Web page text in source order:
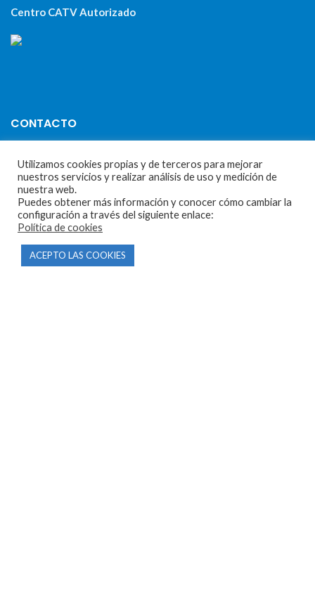
Centro CATV Autorizado
CONTACTO
05440 Piedralaves-Ávila
603 57 44 50
info@motorecambiosfldelhierro.com
Síguenos en Facebook
Utilizamos cookies propias y de terceros para mejorar
nuestros servicios y realizar análisis de uso y medición de
nuestra web.
Puedes obtener más información y conocer cómo cambiar la
configuración a través del siguiente enlace:
Política de cookies
ACEPTO LAS COOKIES